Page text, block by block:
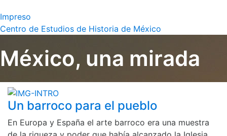
Impreso
Centro de Estudios de Historia de México
México, una mirada
Un barroco para el pueblo
En Europa y España el arte barroco era una muestra